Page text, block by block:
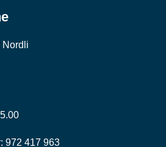
Nordli
972 417 963